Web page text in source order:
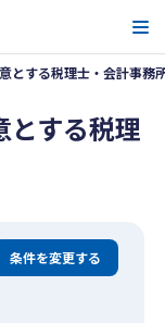
とする税理士・会計事務
とする税理
条件を変更する